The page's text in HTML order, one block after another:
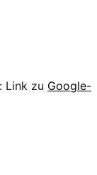
Link zu Google-